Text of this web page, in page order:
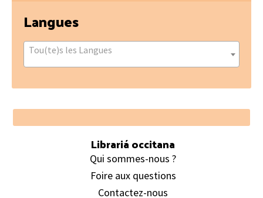
Langues
Tou(te)s les Langues
Footer
Librariá occitana
Qui sommes-nous ?
Foire aux questions
Contactez-nous